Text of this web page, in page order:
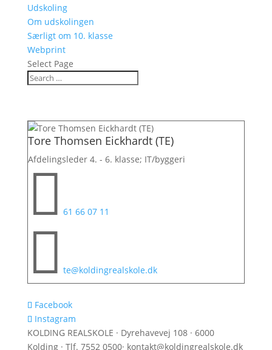
Udskoling
Om udskolingen
Særligt om 10. klasse
Webprint
Select Page
Tore Thomsen Eickhardt (TE)
Afdelingsleder 4. - 6. klasse; IT/byggeri
 61 66 07 11
 te@koldingrealskole.dk
Facebook
Instagram
KOLDING REALSKOLE · Dyrehavevej 108 · 6000
Kolding · Tlf. 7552 0500· kontakt@koldingrealskole.dk